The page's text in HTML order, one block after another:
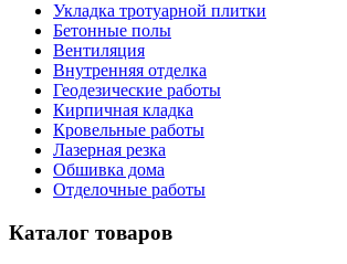
Укладка тротуарной плитки
Бетонные полы
Вентиляция
Внутренняя отделка
Геодезические работы
Кирпичная кладка
Кровельные работы
Лазерная резка
Обшивка дома
Отделочные работы
Каталог товаров